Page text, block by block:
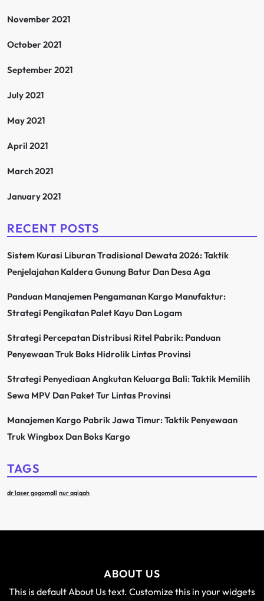
November 2021
October 2021
September 2021
July 2021
May 2021
April 2021
March 2021
January 2021
RECENT POSTS
Sistem Kurasi Liburan Tradisional Dewata 2026: Taktik
Penjelajahan Kaldera Gunung Batur Dan Desa Aga
Panduan Manajemen Pengamanan Kargo Manufaktur:
Strategi Pengikatan Palet Kayu Dan Logam
Strategi Percepatan Distribusi Ritel Pabrik: Panduan
Penyewaan Truk Boks Hidrolik Lintas Provinsi
Strategi Penyediaan Angkutan Keluarga Bali: Taktik Memilih
Sewa MPV Dan Paket Tur Lintas Provinsi
Manajemen Kargo Pabrik Jawa Timur: Taktik Penyewaan
Truk Wingbox Dan Boks Kargo
TAGS
dr laser gogomall nur aqiqah
ABOUT US
This is default About Us text. Customize this in your widgets